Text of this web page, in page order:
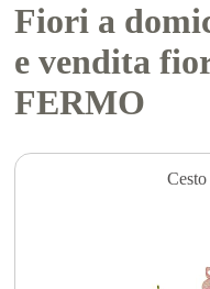
Fiori a
e vendita
FERMO